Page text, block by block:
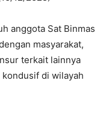
anggota Sat Binmas
masyarakat,
terkait lainnya
di wilayah